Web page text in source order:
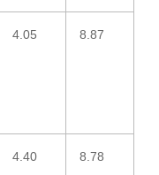
4.05 8.87
4.40 8.78